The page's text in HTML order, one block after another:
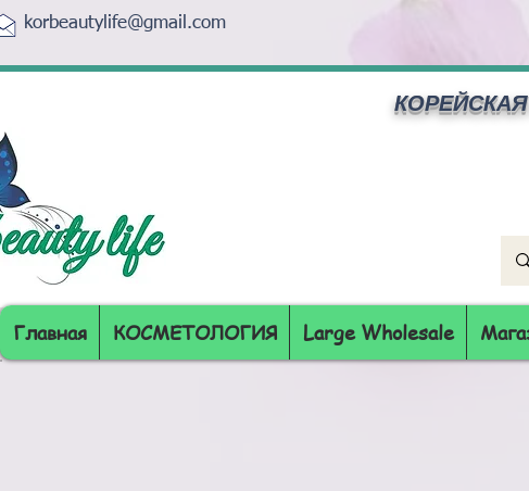
korbeautylife@gmail.com
Главная КОСМЕТОЛОГИЯ Large Wholesale